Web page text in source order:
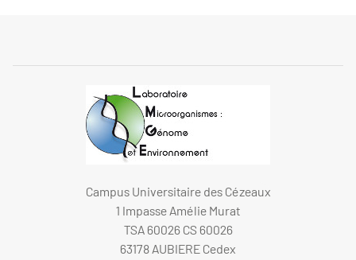
Campus Universitaire des Cézeaux
1 Impasse Amélie Murat
TSA 60026 CS 60026
63178 AUBIERE Cedex